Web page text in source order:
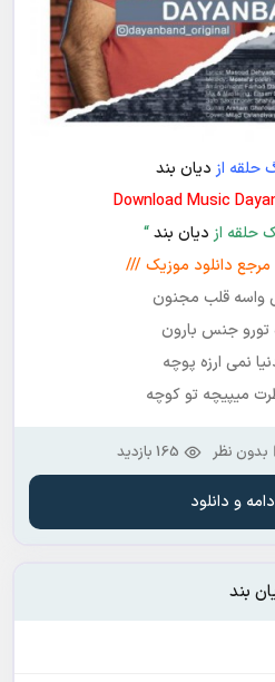
حلقه از دیان بند
Download Music
حلقه از دیان بند“
مرجع دانلود موزیک ///
واسه قلب مجنون
تورو جنس بارون
نمی ارزه پوچه
میپیچه تو کوچه
بدون نظر 165 بازدید
و دانلود
بند